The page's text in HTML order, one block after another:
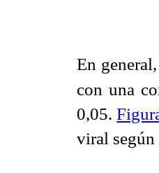
En
con una
0,05.
viral